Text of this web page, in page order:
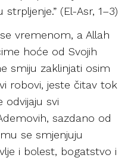
(El-Asr, 1–3)
vremenom, a Allah
hoće od Svojih
smiju zaklinjati osim
robovi, jeste čitav tok
svi
sazdano od
se smjenjuju
i bolest, bogatstvo i